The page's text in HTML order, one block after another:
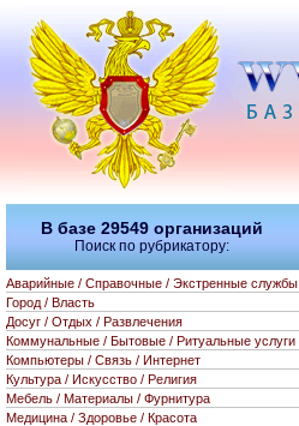
В базе 29549 организаций
Поиск по рубрикатору:
Аварийные / Справочные / Экстренные службы
Город / Власть
Досуг / Отдых / Развлечения
Коммунальные / Бытовые / Ритуальные услуги
Компьютеры / Связь / Интернет
Культура / Искусство / Религия
Мебель / Материалы / Фурнитура
Медицина / Здоровье / Красота